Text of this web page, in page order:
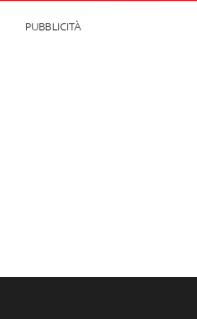
PUBBLICITÀ